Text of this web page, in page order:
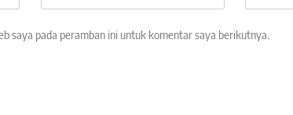
saya pada peramban ini untuk komentar saya berikutnya.